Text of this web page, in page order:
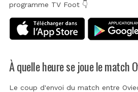
programme TV Foot 👇
À quelle heure se joue le match
Le coup d'envoi du match entre